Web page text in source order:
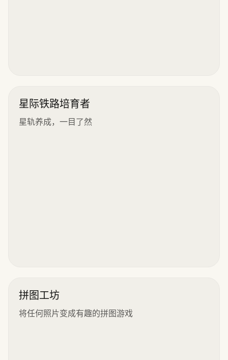
星际铁路培育者
星轨养成，一目了然
拼图工坊
将任何照片变成有趣的拼图游戏